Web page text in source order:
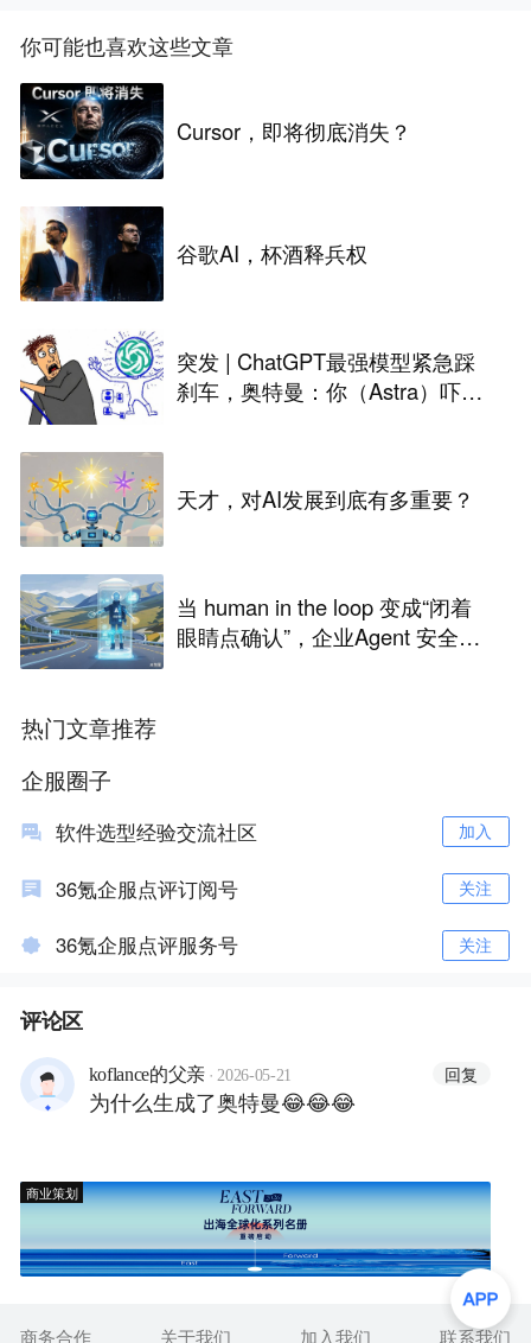
你可能也喜欢这些文章
Cursor，即将彻底消失？
谷歌AI，杯酒释兵权
突发 | ChatGPT最强模型紧急踩
刹车，奥特曼：你（Astra）吓到
天才，对AI发展到底有多重要？
当 human in the loop 变成“闭着
眼睛点确认”，企业Agent 安全还
热门文章推荐
企服圈子
软件选型经验交流社区 加入
36氪企服点评订阅号 关注
36氪企服点评服务号 关注
评论区
koflance的父亲 · 2026-05-21 回复
为什么生成了奥特曼😂😂😂
商业策划
商务合作 关于我们 加入我们 联系我们